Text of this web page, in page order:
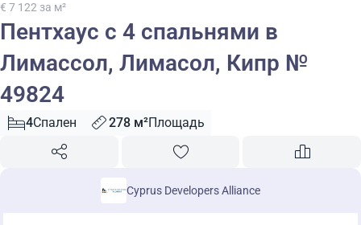
€ 7 122 за м²
Пентхаус с 4 спальнями в
Лимассол, Лимасол, Кипр №
49824
4Спален 278 м²Площадь
Cyprus Developers Alliance